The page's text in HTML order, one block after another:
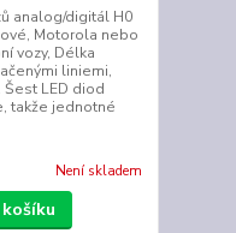
analog/digitál H0
Motorola nebo
vozy, Délka
liniemi,
LED diod
takže jednotné
Není skladem